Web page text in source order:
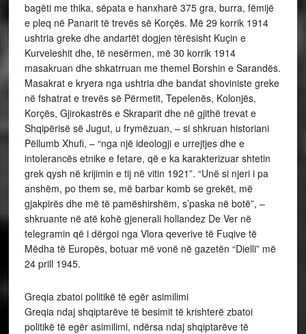
bagëti me thika, sëpata e hanxharë 375 gra, burra, fëmijë
e pleq në Panarit të trevës së Korçës. Më 29 korrik 1914
ushtria greke dhe andartët dogjen tërësisht Kuçin e
Kurveleshit dhe, të nesërmen, më 30 korrik 1914
masakruan dhe shkatrruan me themel Borshin e Sarandës.
Masakrat e kryera nga ushtria dhe bandat shoviniste greke
në fshatrat e trevës së Përmetit, Tepelenës, Kolonjës,
Korçës, Gjirokastrës e Skraparit dhe në gjithë trevat e
Shqipërisë së Jugut, u frymëzuan, – si shkruan historiani
Pëllumb Xhufi, – “nga një ideologji e urrejtjes dhe e
intolerancës etnike e fetare, që e ka karakterizuar shtetin
grek qysh në krijimin e tij në vitin 1921”. “Unë si njeri i pa
anshëm, po them se, më barbar komb se grekët, më
gjakpirës dhe më të pamëshirshëm, s’paska në botë”, –
shkruante në atë kohë gjenerali hollandez De Ver në
telegramin që i dërgoi nga Vlora qeverive të Fuqive të
Mëdha të Europës, botuar më vonë në gazetën “Dielli” më
24 prill 1945.
Greqia zbatoi politikë të egër asimilimi
Greqia ndaj shqiptarëve të besimit të krishterë zbatoi
politikë të egër asimilimi, ndërsa ndaj shqiptarëve të